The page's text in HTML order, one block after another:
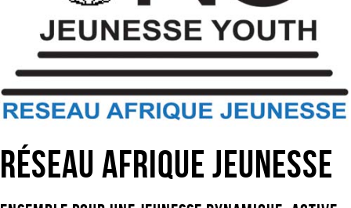
Réseau Afrique Jeunesse